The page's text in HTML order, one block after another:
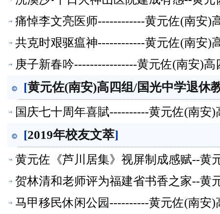
痛悼李文亮医师------------黄元佐(南安)
共克时艰驱瘟神------------黄元佐(南安)
庚子新春吟----------------黄元佐(南安)
[黄元佐(南安)高四组/国光中学退休
国庆七十周年喜賦----------黄元佐(南安
[2019年校友文萃]
黄元佐《芦川居集》视屏制成感赋--黄
萃】
贺林清和老师评为福建省书香之家--黄
萃】
马甲移民休闲公园----------黄元佐(南安